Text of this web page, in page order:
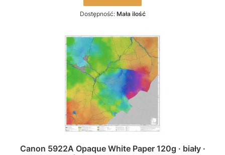
Dostępność: Mała ilość
Canon 5922A Opaque White Paper 120g · biały ·